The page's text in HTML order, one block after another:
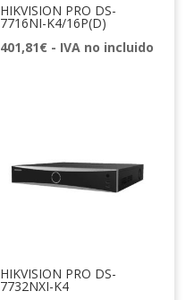
HIKVISION PRO DS-
7716NI-K4/16P(D)
401,81€ - IVA no incluido
HIKVISION PRO DS-
7732NXI-K4